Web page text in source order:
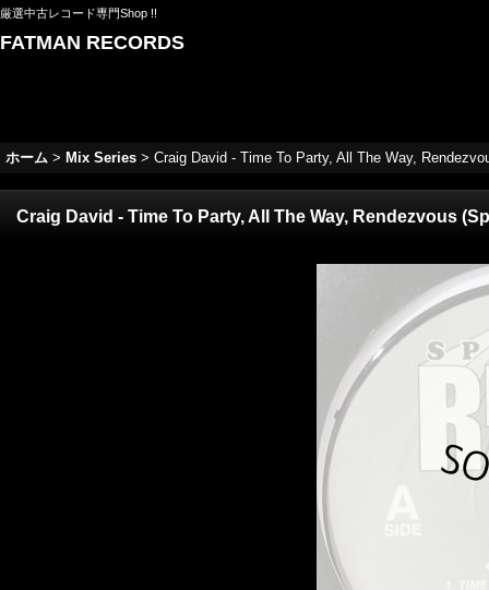
厳選中古レコード専門Shop !!
FATMAN RECORDS
ホーム > Mix Series > Craig David - Time To Party, All The Way,
Craig David - Time To Party, All The Way, Rendezvous